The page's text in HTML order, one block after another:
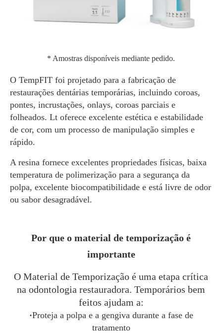
* Amostras disponíveis mediante pedido.
O TempFIT foi projetado para a fabricação de
restaurações dentárias temporárias, incluindo coroas,
pontes, incrustações, onlays, coroas parciais e
folheados. Lt oferece excelente estética e estabilidade
de cor, com um processo de manipulação simples e
rápido.
A resina fornece excelentes propriedades físicas, baixa
temperatura de polimerização para a segurança da
polpa, excelente biocompatibilidade e está livre de odor
ou sabor desagradável.
Por que o material de temporização é
importante
O Material de Temporização é uma etapa crítica
na odontologia restauradora. Temporários bem
feitos ajudam a:
·Proteja a polpa e a gengiva durante a fase de
tratamento